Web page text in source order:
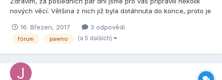
nových věcí. Většina z nich již byla dotáhnuta do konce, proto je
Rekonstrukce kategorie Programování a grafika Velkou změnou
prošla kategorie určená pro programování a...
16. Březen, 2017 3 odpovědí
fórum pawno (a 5 dalších)